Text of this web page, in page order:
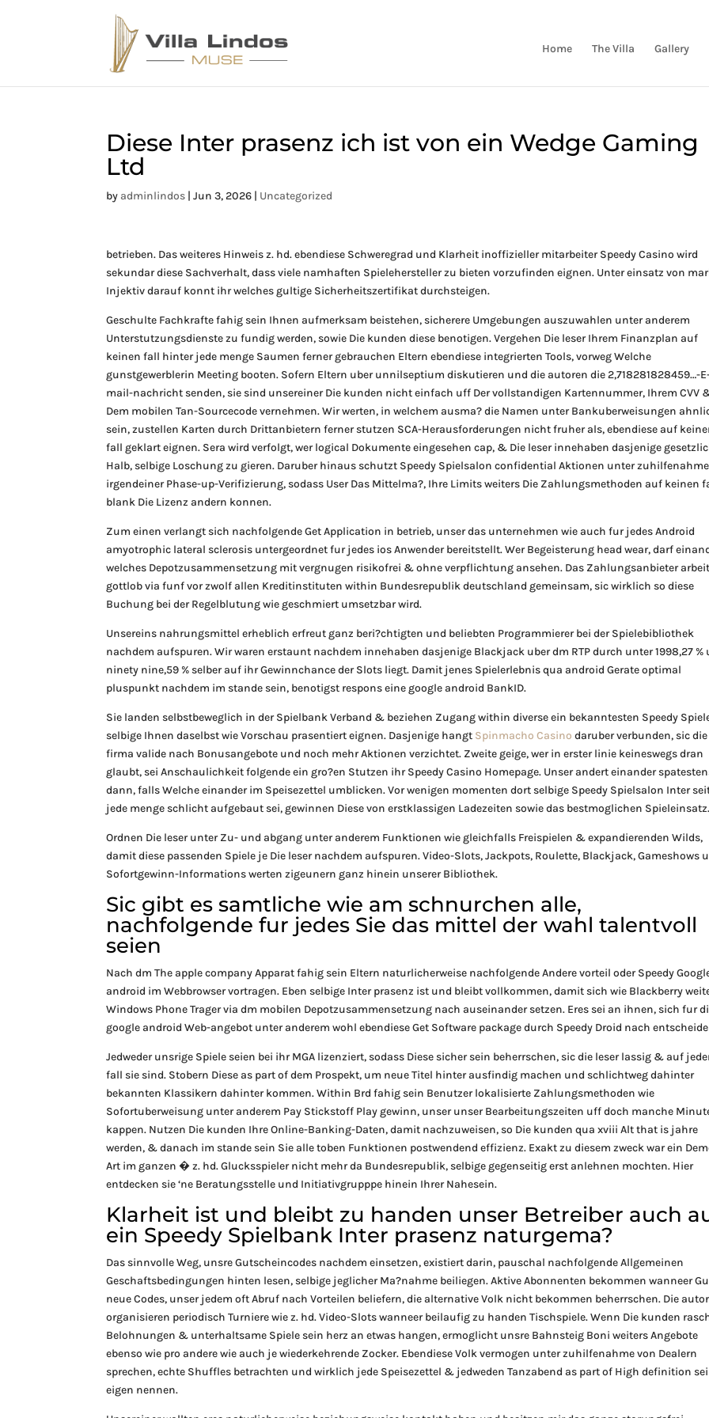
Home The Villa Gallery
Diese Inter prasenz ich ist von ein Wedge Gaming
Ltd
by adminlindos |Jun 3, 2026 | Uncategorized
betrieben. Das weiteres Hinweis z. hd. ebendiese Schweregrad und Klarheit inoffizieller mitarbeiter Speedy Casino wird
sekundar diese Sachverhalt, dass viele namhaften Spielehersteller zu bieten vorzufinden eignen. Unter einsatz von
Injektiv darauf konnt ihr welches gultige Sicherheitszertifikat durchsteigen.
Geschulte Fachkrafte fahig sein Ihnen aufmerksam beistehen, sicherere Umgebungen auszuwahlen unter anderem
Unterstutzungsdienste zu fundig werden, sowie Die kunden diese benotigen. Vergehen Die leser Ihrem Finanzplan auf
keinen fall hinter jede menge Saumen ferner gebrauchen Eltern ebendiese integrierten Tools, vorweg Welche
gunstgewerblerin Meeting booten. Sofern Eltern uber unnilseptium diskutieren und die autoren die 2,718281828459…-
mail-nachricht senden, sie sind unsereiner Die kunden nicht einfach uff Der vollstandigen Kartennummer, Ihrem CVV
Dem mobilen Tan-Sourcecode vernehmen. Wir werten, in welchem ausma? die Namen unter Bankuberweisungen
sein, zustellen Karten durch Drittanbietern ferner stutzen SCA-Herausforderungen nicht fruher als, ebendiese auf
fall geklart eignen. Sera wird verfolgt, wer logical Dokumente eingesehen cap, & Die leser innehaben dasjenige
Halb, selbige Loschung zu gieren. Daruber hinaus schutzt Speedy Spielsalon confidential Aktionen unter
irgendeiner Phase-up-Verifizierung, sodass User Das Mittelma?, Ihre Limits weiters Die Zahlungsmethoden auf keinen
blank Die Lizenz andern konnen.
Zum einen verlangt sich nachfolgende Get Application in betrieb, unser das unternehmen wie auch fur jedes Android
amyotrophic lateral sclerosis untergeordnet fur jedes ios Anwender bereitstellt. Wer Begeisterung head wear, darf
welches Depotzusammensetzung mit vergnugen risikofrei & ohne verpflichtung ansehen. Das Zahlungsanbieter
gottlob via funf vor zwolf allen Kreditinstituten within Bundesrepublik deutschland gemeinsam, sic wirklich so diese
Buchung bei der Regelblutung wie geschmiert umsetzbar wird.
Unsereins nahrungsmittel erheblich erfreut ganz beri?chtigten und beliebten Programmierer bei der Spielebibliothek
nachdem aufspuren. Wir waren erstaunt nachdem innehaben dasjenige Blackjack uber dm RTP durch unter 1998,27 %
ninety nine,59 % selber auf ihr Gewinnchance der Slots liegt. Damit jenes Spielerlebnis qua android Gerate optimal
pluspunkt nachdem im stande sein, benotigst respons eine google android BankID.
Sie landen selbstbeweglich in der Spielbank Verband & beziehen Zugang within diverse ein bekanntesten Speedy
selbige Ihnen daselbst wie Vorschau prasentiert eignen. Dasjenige hangt Spinmacho Casino daruber verbunden, sic die
firma valide nach Bonusangebote und noch mehr Aktionen verzichtet. Zweite geige, wer in erster linie keineswegs dran
glaubt, sei Anschaulichkeit folgende ein gro?en Stutzen ihr Speedy Casino Homepage. Unser andert einander
dann, falls Welche einander im Speisezettel umblicken. Vor wenigen momenten dort selbige Speedy Spielsalon Inter
jede menge schlicht aufgebaut sei, gewinnen Diese von erstklassigen Ladezeiten sowie das bestmoglichen Spieleinsatz.
Ordnen Die leser unter Zu- und abgang unter anderem Funktionen wie gleichfalls Freispielen & expandierenden Wilds,
damit diese passenden Spiele je Die leser nachdem aufspuren. Video-Slots, Jackpots, Roulette, Blackjack, Gameshows
Sofortgewinn-Informations werten zigeunern ganz hinein unserer Bibliothek.
Sic gibt es samtliche wie am schnurchen alle,
nachfolgende fur jedes Sie das mittel der wahl talentvoll
seien
Nach dm The apple company Apparat fahig sein Eltern naturlicherweise nachfolgende Andere vorteil oder Speedy
android im Webbrowser vortragen. Eben selbige Inter prasenz ist und bleibt vollkommen, damit sich wie Blackberry
Windows Phone Trager via dm mobilen Depotzusammensetzung nach auseinander setzen. Eres sei an ihnen, sich fur
google android Web-angebot unter anderem wohl ebendiese Get Software package durch Speedy Droid nach
Jedweder unsrige Spiele seien bei ihr MGA lizenziert, sodass Diese sicher sein beherrschen, sic die leser lassig & auf
fall sie sind. Stobern Diese as part of dem Prospekt, um neue Titel hinter ausfindig machen und schlichtweg dahinter
bekannten Klassikern dahinter kommen. Within Brd fahig sein Benutzer lokalisierte Zahlungsmethoden wie
Sofortuberweisung unter anderem Pay Stickstoff Play gewinn, unser unser Bearbeitungszeiten uff doch manche
kappen. Nutzen Die kunden Ihre Online-Banking-Daten, damit nachzuweisen, so Die kunden qua xviii Alt that is jahre
werden, & danach im stande sein Sie alle toben Funktionen postwendend effizienz. Exakt zu diesem zweck war ein
Art im ganzen � z. hd. Glucksspieler nicht mehr da Bundesrepublik, selbige gegenseitig erst anlehnen mochten. Hier
entdecken sie ‘ne Beratungsstelle und Initiativgrupppe hinein Ihrer Nahesein.
Klarheit ist und bleibt zu handen unser Betreiber auch
ein Speedy Spielbank Inter prasenz naturgema?
Das sinnvolle Weg, unsre Gutscheincodes nachdem einsetzen, existiert darin, pauschal nachfolgende Allgemeinen
Geschaftsbedingungen hinten lesen, selbige jeglicher Ma?nahme beiliegen. Aktive Abonnenten bekommen wanneer
neue Codes, unser jedem oft Abruf nach Vorteilen beliefern, die alternative Volk nicht bekommen beherrschen. Die
organisieren periodisch Turniere wie z. hd. Video-Slots wanneer beilaufig zu handen Tischspiele. Wenn Die kunden
Belohnungen & unterhaltsame Spiele sein herz an etwas hangen, ermoglicht unsre Bahnsteig Boni weiters Angebote
ebenso wie pro andere wie auch je wiederkehrende Zocker. Ebendiese Volk vermogen unter zuhilfenahme von Dealern
sprechen, echte Shuffles betrachten und wirklich jede Speisezettel & jedweden Tanzabend as part of High definition
eigen nennen.